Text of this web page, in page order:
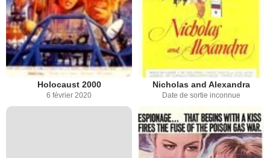
Holocaust 2000
6 février 2020
Nicholas and Alexandra
Date de sortie inconnue